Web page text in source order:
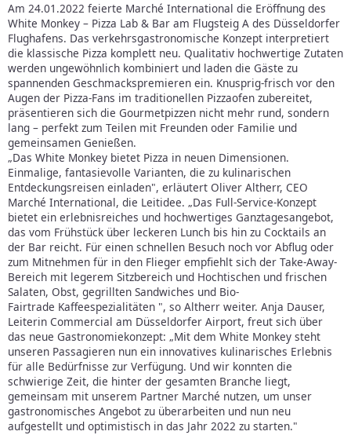
Am 24.01.2022 feierte Marché International die Eröffnung des
White Monkey – Pizza Lab & Bar am Flugsteig A des Düsseldorfer
Flughafens. Das verkehrsgastronomische Konzept interpretiert
die klassische Pizza komplett neu. Qualitativ hochwertige Zutaten
werden ungewöhnlich kombiniert und laden die Gäste zu
spannenden Geschmackspremieren ein. Knusprig-frisch vor den
Augen der Pizza-Fans im traditionellen Pizzaofen zubereitet,
präsentieren sich die Gourmetpizzen nicht mehr rund, sondern
lang – perfekt zum Teilen mit Freunden oder Familie und
gemeinsamen Genießen.
„Das White Monkey bietet Pizza in neuen Dimensionen.
Einmalige, fantasievolle Varianten, die zu kulinarischen
Entdeckungsreisen einladen", erläutert Oliver Altherr, CEO
Marché International, die Leitidee. „Das Full-Service-Konzept
bietet ein erlebnisreiches und hochwertiges Ganztagesangebot,
das vom Frühstück über leckeren Lunch bis hin zu Cocktails an
der Bar reicht. Für einen schnellen Besuch noch vor Abflug oder
zum Mitnehmen für in den Flieger empfiehlt sich der Take-Away-
Bereich mit legerem Sitzbereich und Hochtischen und frischen
Salaten, Obst, gegrillten Sandwiches und Bio-
Fairtrade Kaffeespezialitäten ", so Altherr weiter. Anja Dauser,
Leiterin Commercial am Düsseldorfer Airport, freut sich über
das neue Gastronomiekonzept: „Mit dem White Monkey steht
unseren Passagieren nun ein innovatives kulinarisches Erlebnis
für alle Bedürfnisse zur Verfügung. Und wir konnten die
schwierige Zeit, die hinter der gesamten Branche liegt,
gemeinsam mit unserem Partner Marché nutzen, um unser
gastronomisches Angebot zu überarbeiten und nun neu
aufgestellt und optimistisch in das Jahr 2022 zu starten."